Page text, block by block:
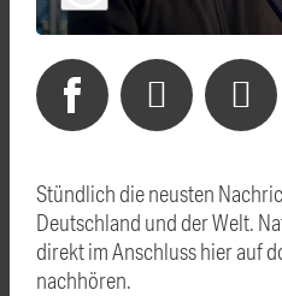
Stündlich die neusten
Deutschland und der Welt.
direkt im Anschluss hier auf
nachhören.